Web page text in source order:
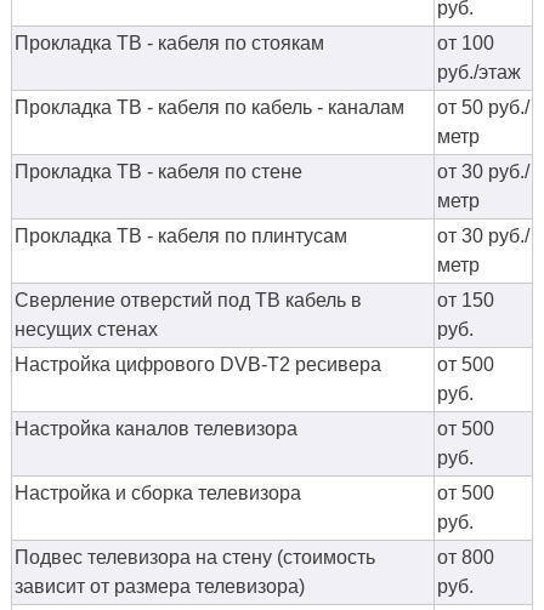
руб.
Прокладка ТВ - кабеля по стоякам
от 100
руб./этаж
Прокладка ТВ - кабеля по кабель - каналам
от 50 руб./
метр
Прокладка ТВ - кабеля по стене
от 30 руб./
метр
Прокладка ТВ - кабеля по плинтусам
от 30 руб./
метр
Сверление отверстий под ТВ кабель в
несущих стенах
от 150
руб.
Настройка цифрового DVB-T2 ресивера
от 500
руб.
Настройка каналов телевизора
от 500
руб.
Настройка и сборка телевизора
от 500
руб.
Подвес телевизора на стену (стоимость
зависит от размера телевизора)
от 800
руб.